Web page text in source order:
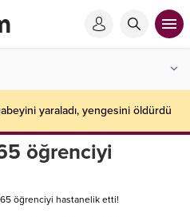
yaraladı, yengesini öldürdü
öğrenciyi
öğrenciyi hastanelik etti!